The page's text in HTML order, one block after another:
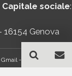
Capitale sociale:
16154 Genova
- AddOn Policy|